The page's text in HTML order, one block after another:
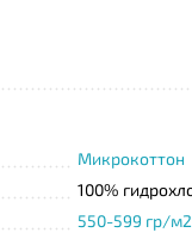
Микрокоттон
100%
550-599 гр/м2